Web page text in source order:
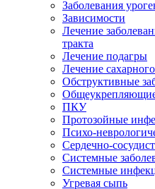
Заболевания
Зависимости
Лечение
тракта
Лечение подагры
Лечение
Обструктивные
Общеукрепляющие
ПКУ
Протозойные
Психо-
Сердечно-
Системные
Системные
Угревая сыпь